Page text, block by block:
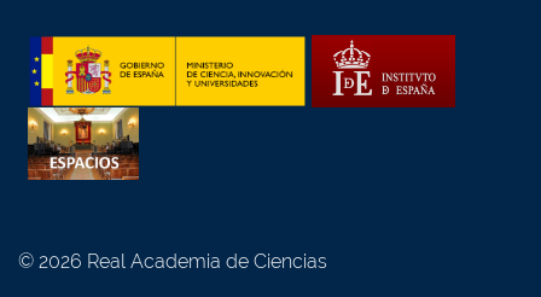
© 2026 Real Academia de Ciencias